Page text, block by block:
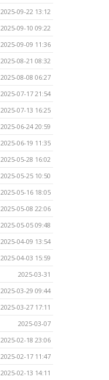
2025-09-22 13:12
2025-09-10 09:22
2025-09-09 11:36
2025-08-21 08:32
2025-08-08 06:27
2025-07-17 21:54
2025-07-13 16:25
2025-06-24 20:59
2025-06-19 11:35
2025-05-28 16:02
2025-05-25 10:50
2025-05-16 18:05
2025-05-08 22:06
2025-05-05 09:48
2025-04-09 13:54
2025-04-03 15:59
2025-03-31
2025-03-29 09:44
2025-03-27 17:11
2025-03-07
2025-02-18 23:06
2025-02-17 11:47
2025-02-13 14:11